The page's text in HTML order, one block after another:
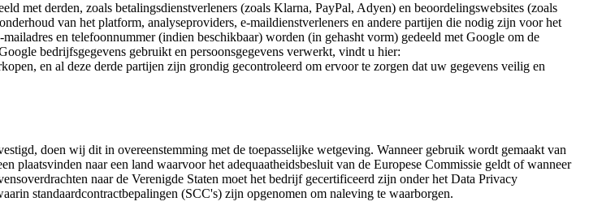
met derden, zoals betalingsdienstverleners (zoals Klarna, PayPal, Adyen) en beoordelingswebsites (zoals
van het platform, analyseproviders, e-maildienstverleners en andere partijen die nodig zijn voor het
en telefoonnummer (indien beschikbaar) worden (in gehasht vorm) gedeeld met Google om de
bedrijfsgegevens gebruikt en persoonsgegevens verwerkt, vindt u hier:
en al deze derde partijen zijn grondig gecontroleerd om ervoor te zorgen dat uw gegevens veilig en
doen wij dit in overeenstemming met de toepasselijke wetgeving. Wanneer gebruik wordt gemaakt van
plaatsvinden naar een land waarvoor het adequaatheidsbesluit van de Europese Commissie geldt of wanneer
naar de Verenigde Staten moet het bedrijf gecertificeerd zijn onder het Data Privacy
standaardcontractbepalingen (SCC's) zijn opgenomen om naleving te waarborgen.